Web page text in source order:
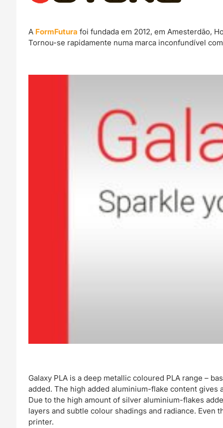
A FormFutura foi fundada em 2012, em Amesterdão,
Tornou-se rapidamente numa marca inconfundível
Galaxy PLA is a deep metallic coloured PLA range –
added. The high added aluminium-flake content
Due to the high amount of silver aluminium-flakes
layers and subtle colour shadings and radiance.
printer.